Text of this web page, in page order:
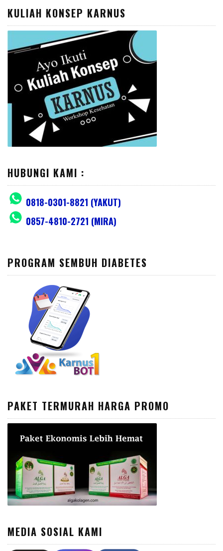
KULIAH KONSEP KARNUS
HUBUNGI KAMI :
0818-0301-8821 (YAKUT)
0857-4810-2721 (MIRA)
PROGRAM SEMBUH DIABETES
PAKET TERMURAH HARGA PROMO
MEDIA SOSIAL KAMI